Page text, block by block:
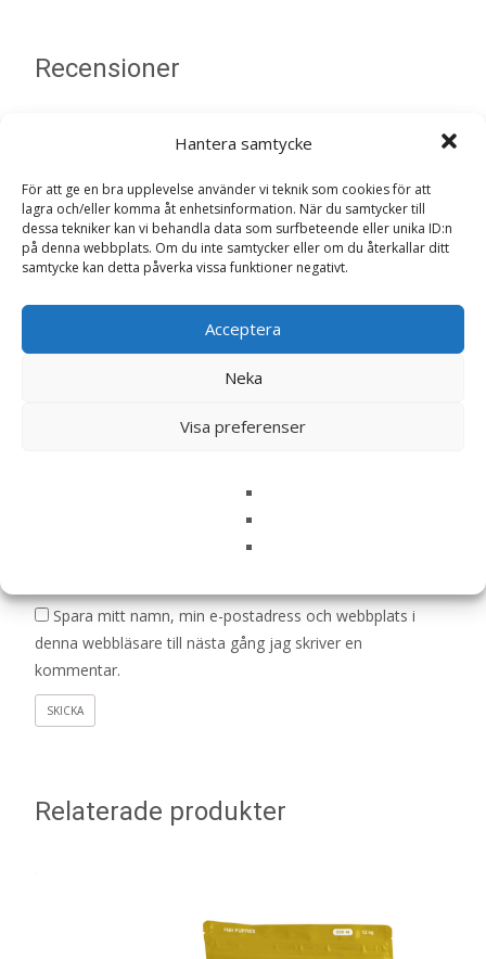
Hantera samtycke
För att ge en bra upplevelse använder vi teknik som cookies för att
lagra och/eller komma åt enhetsinformation. När du samtycker till
dessa tekniker kan vi behandla data som surfbeteende eller unika ID:n
på denna webbplats. Om du inte samtycker eller om du återkallar ditt
samtycke kan detta påverka vissa funktioner negativt.
Acceptera
Neka
Visa preferenser
Recensioner
Bli först med att recensera ”Light Weight
Care Adult Maxi Torrfoder till Hund – 12 kg
– Royal Canin”
Din e-postadress kommer inte publiceras. Obligatoriska fält
Spara mitt namn, min e-postadress och webbplats i
denna webbläsare till nästa gång jag skriver en
kommentar.
Relaterade produkter